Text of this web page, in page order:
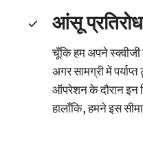
आंसू प्रतिरोध
चूँकि हम अपने
अगर सामग्री में
ऑपरेशन के दौरान इन
हालाँकि, हमने इस